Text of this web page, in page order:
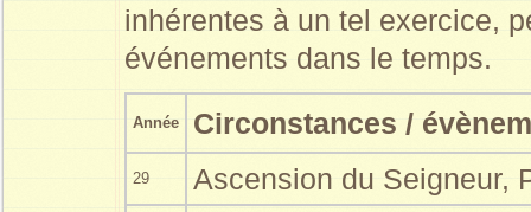
inhérentes à un tel exercice,
événements dans le temps.
Année Circonstances /
29 Ascension du Seigneur,